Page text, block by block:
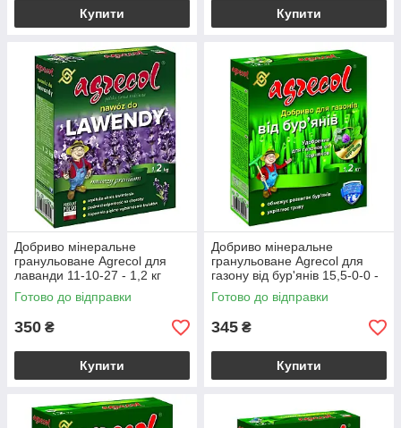
Купити Купити
Добриво мінеральне
гранульоване Agrecol для
лаванди 11-10-27 - 1,2 кг
Готово до відправки
350 ₴
Купити
Добриво мінеральне
гранульоване Agrecol для
газону від бур'янів 15,5-0-0 -
1,2 кг
Готово до відправки
345 ₴
Купити